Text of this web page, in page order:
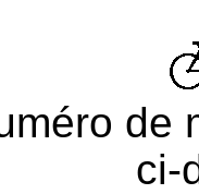
de
ci-